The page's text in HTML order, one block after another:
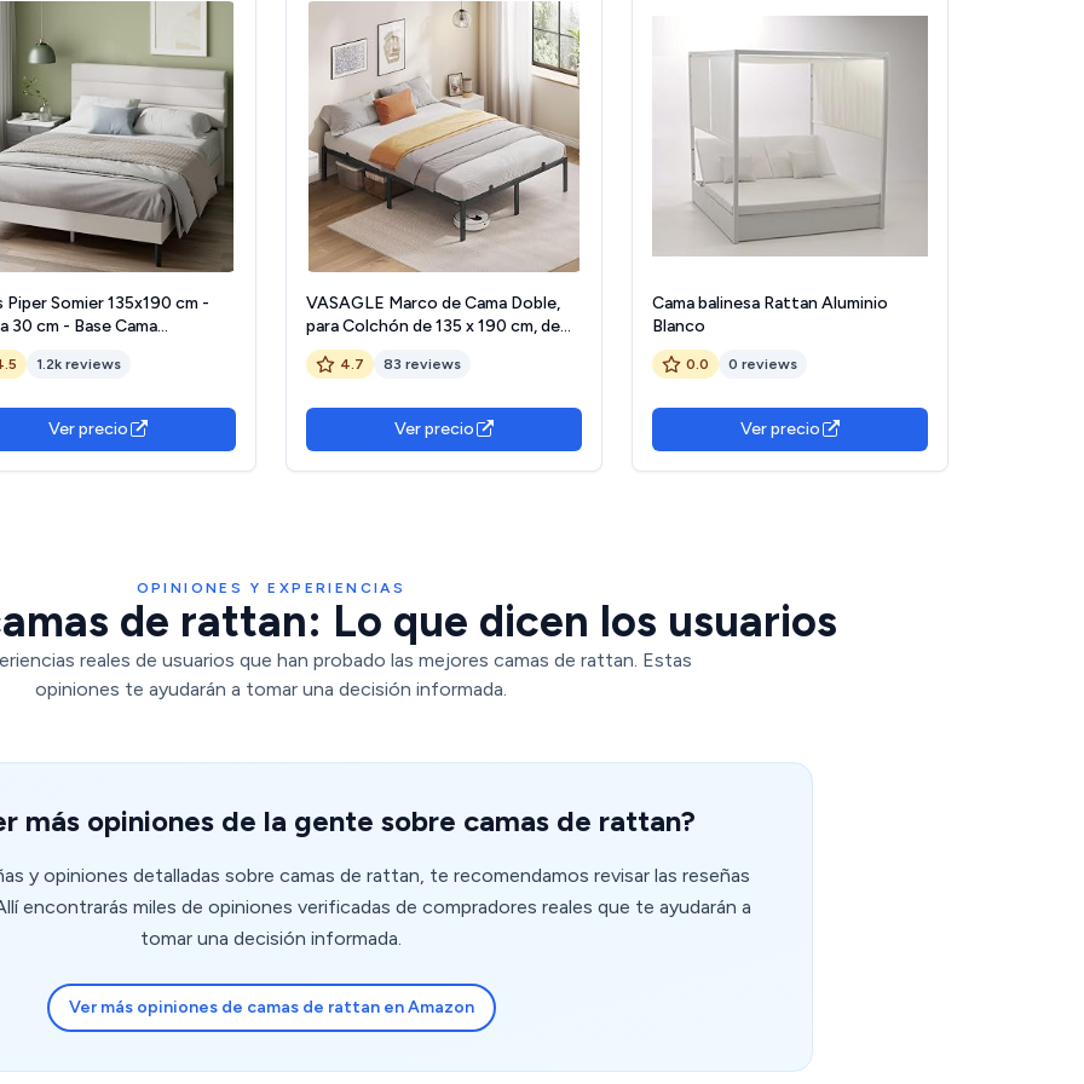
Piper Somier 135x190 cm -
30 cm - Base Cama
Tapizada con Cabecero
de Madera - Montaje
1.2k reviews
Ver precio
VASAGLE Marco de Cama Doble,
para Colchón de 135 x 190 cm, de
Metal, Organización del Espacio,
Moderno, para Invitados, Fácil
4.7 83 reviews
Ver precio
Cama balinesa Rattan Aluminio
Blanco
0.0 0 reviews
Ver precio
OPINIONES Y EXPERIENCIAS
de rattan: Lo que dicen los usuarios
reales de usuarios que han probado las mejores camas de rattan. Estas
opiniones te ayudarán a tomar una decisión informada.
más opiniones de la gente sobre camas de rattan?
y opiniones detalladas sobre camas de rattan, te recomendamos revisar las reseñas
encontrarás miles de opiniones verificadas de compradores reales que te ayudarán a
tomar una decisión informada.
Ver más opiniones de camas de rattan en Amazon